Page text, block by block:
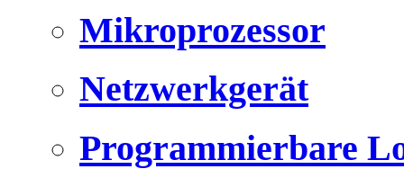
Mikroprozessor
Netzwerkgerät
Programmierbare